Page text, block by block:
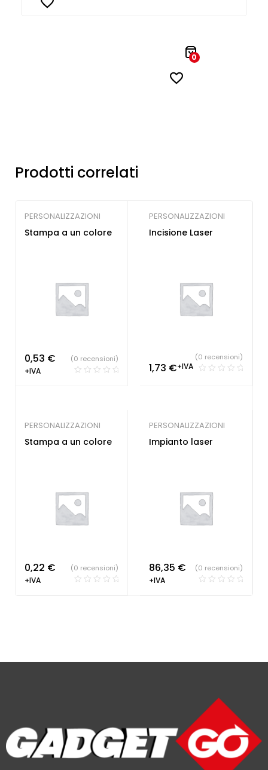
0
Prodotti correlati
PERSONALIZZAZIONI
Stampa a un colore
0,53 €
+IVA
(0 recensioni)
PERSONALIZZAZIONI
Incisione Laser
1,73 €+IVA
(0 recensioni)
PERSONALIZZAZIONI
Stampa a un colore
0,22 €
+IVA
(0 recensioni)
PERSONALIZZAZIONI
Impianto laser
86,35 €
+IVA
(0 recensioni)